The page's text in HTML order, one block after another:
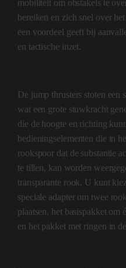
mobiliteit om obstakels te
bereiken en zich snel over
een voordeel geeft bij
en tactische inzet.
De jump thrusters stoten een
wat een grote stuwkracht
die de hoogte en richting
bedieningselementen die in
rookspoor dat de substantie
te tillen, kan worden
transparante rook. U kunt
speciale adapter om twee
plaatsen, het basispakket om
en het pakket met ringen in